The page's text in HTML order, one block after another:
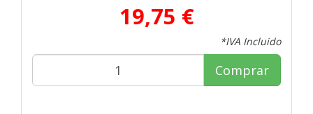
19,75 €
*IVA Incluido
Comprar